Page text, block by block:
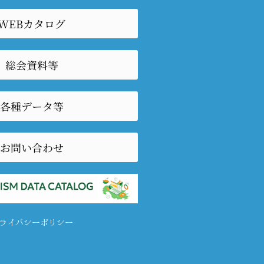
カタログ
総会資料等
各種データ等
お問い合わせ
イバシーポリシー